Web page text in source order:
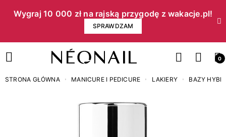
Wygraj 10 000 zł na rajską przygodę z wakacje.pl!​
SPRAWDZAM
0
STRONA GŁÓWNA MANICURE I PEDICURE LAKIERY BAZY